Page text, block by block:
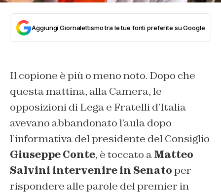
Aggiungi Giornalettismo tra le tue fonti preferite su Google
Il copione è più o meno noto. Dopo che
questa mattina, alla Camera, le
opposizioni di Lega e Fratelli d’Italia
avevano abbandonato l’aula dopo
l’informativa del presidente del Consiglio
Giuseppe Conte, è toccato aMatteo
Salvini intervenire in Senatoper
rispondere alle parole del premier in